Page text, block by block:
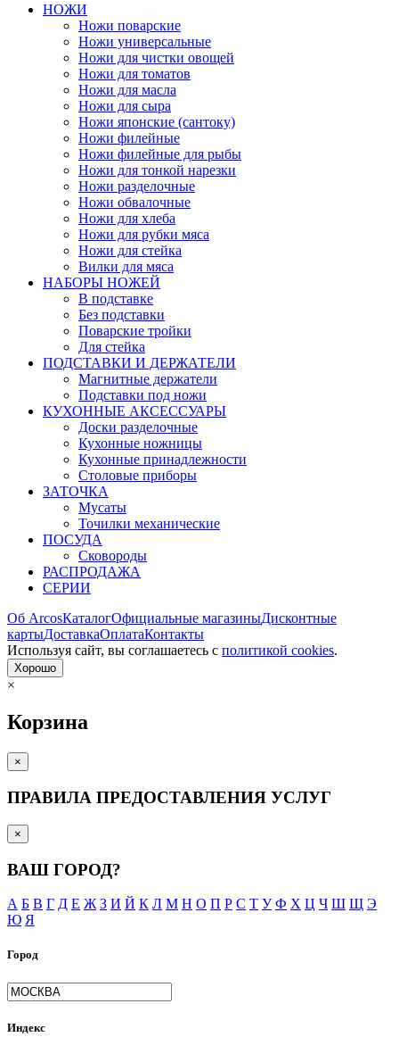
НОЖИ
Ножи поварские
Ножи универсальные
Ножи для чистки овощей
Ножи для томатов
Ножи для масла
Ножи для сыра
Ножи японские (сантоку)
Ножи филейные
Ножи филейные для рыбы
Ножи для тонкой нарезки
Ножи разделочные
Ножи обвалочные
Ножи для хлеба
Ножи для рубки мяса
Ножи для стейка
Вилки для мяса
НАБОРЫ НОЖЕЙ
В подставке
Без подставки
Поварские тройки
Для стейка
ПОДСТАВКИ И ДЕРЖАТЕЛИ
Магнитные держатели
Подставки под ножи
КУХОННЫЕ АКСЕССУАРЫ
Доски разделочные
Кухонные ножницы
Кухонные принадлежности
Столовые приборы
ЗАТОЧКА
Мусаты
Точилки механические
ПОСУДА
Сковороды
РАСПРОДАЖА
СЕРИИ
Об ArcosКаталогОфициальные магазиныДисконтные
картыДоставкаОплатаКонтакты
Используя сайт, вы согла­шаетесь с политикой cookies.
Хорошо
×
Корзина
×
ПРАВИЛА ПРЕДОСТАВЛЕНИЯ УСЛУГ
×
ВАШ ГОРОД?
А Б В Г Д Е Ж З И Й К Л М Н О П Р С Т У Ф Х Ц Ч Ш Щ Э
Ю Я
Город
Индекс